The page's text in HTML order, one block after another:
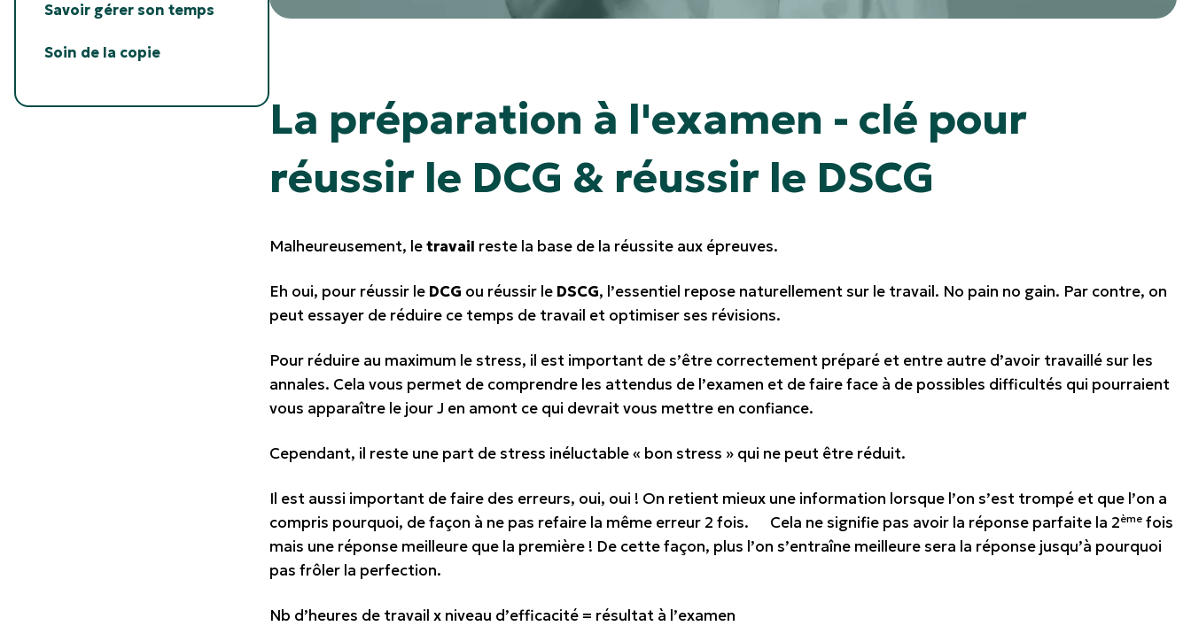
Savoir gérer son temps
Soin de la copie
La préparation à l'examen - clé pour
réussir le DCG & réussir le DSCG
Malheureusement, letravail reste la base de la réussite aux épreuves.
Eh oui, pour réussir le DCG ou réussir le DSCG, l’essentiel repose naturellement sur le travail. No pain no gain. Par contre, on
peut essayer de réduire ce temps de travail et optimiser ses révisions.
Pour réduire au maximum le stress, il est important de s’être correctement préparé et entre autre d’avoir travaillé sur les
annales. Cela vous permet de comprendre les attendus de l’examen et de faire face à de possibles difficultés qui pourraient
vous apparaître le jour J en amont ce qui devrait vous mettre en confiance.
Cependant, il reste une part de stress inéluctable « bon stress » qui ne peut être réduit.
Il est aussi important defaire des erreurs, oui, oui ! On retient mieux une information lorsque l’on s’est trompé et que l’on a
compris pourquoi, de façon à ne pas refaire la même erreur 2 fois. Cela ne signifie pas avoir la réponse parfaite la 2ème fois
mais une réponse meilleure que la première ! De cette façon, plus l’on s’entraîne meilleure sera la réponse jusqu’à pourquoi
pas frôler la perfection.
Nb d’heures de travail x niveau d’efficacité = résultat à l’examen